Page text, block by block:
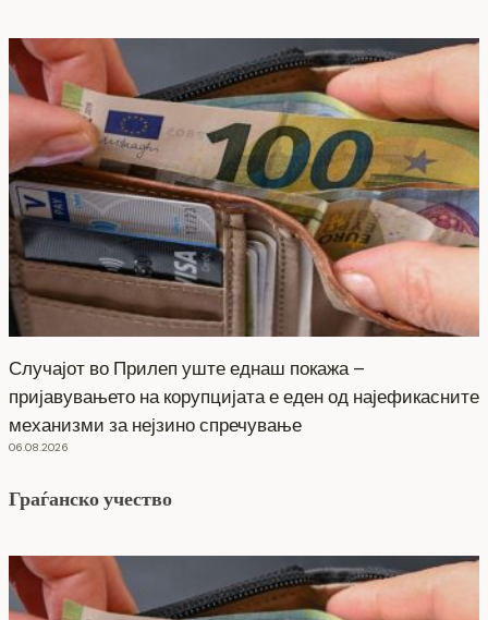
Случајот во Прилеп уште еднаш покажа –
пријавувањето на корупцијата е еден од најефикасните
механизми за нејзино спречување
06.08.2026
Граѓанско учество